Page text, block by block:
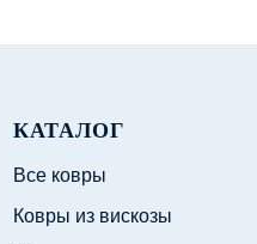
КАТАЛОГ
Все ковры
Ковры из вискозы